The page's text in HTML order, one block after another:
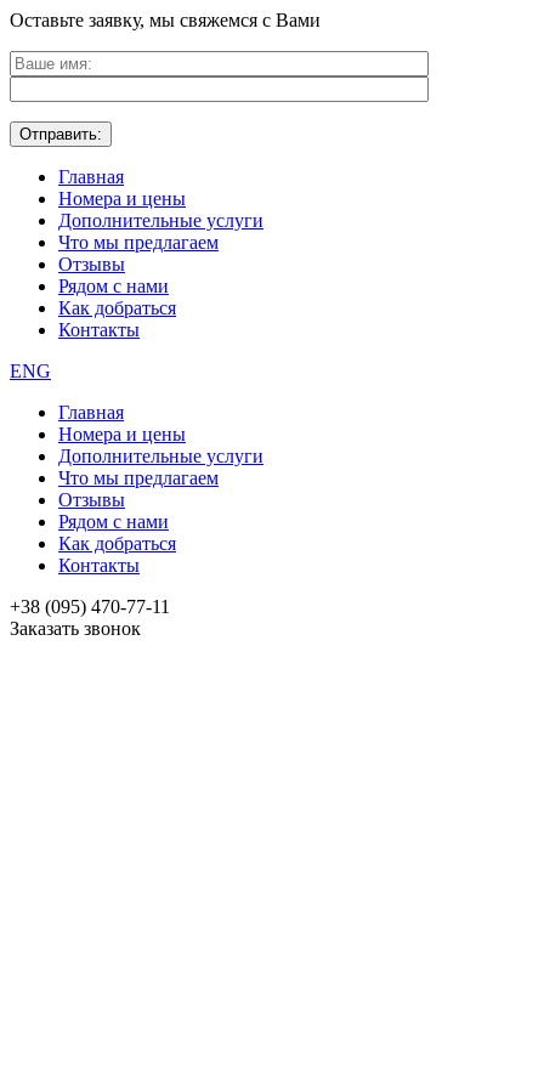
Оставьте заявку, мы свяжемся с Вами
Главная
Номера и цены
Дополнительные услуги
Что мы предлагаем
Отзывы
Рядом с нами
Как добраться
Контакты
ENG
Главная
Номера и цены
Дополнительные услуги
Что мы предлагаем
Отзывы
Рядом с нами
Как добраться
Контакты
+38 (095) 470-77-11
Заказать звонок